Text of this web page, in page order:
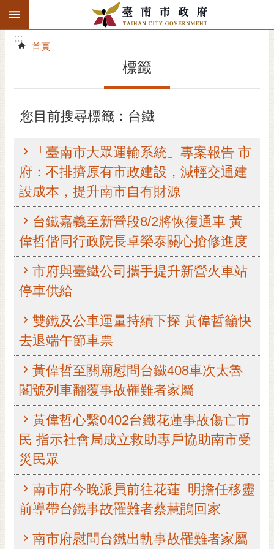
跳到主要內容區塊
搜
階
精彩府城
市府團隊
主題服務
市政資訊
市民互動
黃
偉
螢
光
泉
桐
祭
網
覽
:::
:::
首頁
標籤
您目前搜尋標籤：台鐵
「臺南市大眾運輸系統」專案報告 市
府：不排擠原有市政建設，減輕交通建
設成本，提升南市自有財源
台鐵嘉義至新營段8/2將恢復通車 黃
偉哲偕同行政院長卓榮泰關心搶修進度
市府與臺鐵公司攜手提升新營火車站
停車供給
雙鐵及公車運量持續下探 黃偉哲籲快
去退端午節車票
黃偉哲至關廟慰問台鐵408車次太魯
閣號列車翻覆事故罹難者家屬
黃偉哲心繫0402台鐵花蓮事故傷亡市
民 指示社會局成立救助專戶協助南市受
災民眾
南市府今晚派員前往花蓮 明擔任移靈
前導帶台鐵事故罹難者蔡慧鵑回家
南市府慰問台鐵出軌事故罹難者家屬